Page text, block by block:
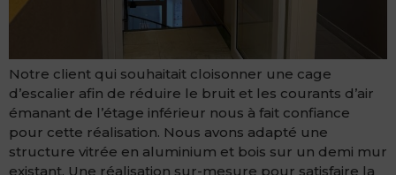
Notre client qui souhaitait cloisonner une cage
d’escalier afin de réduire le bruit et les courants d’air
émanant de l’étage inférieur nous à fait confiance
pour cette réalisation. Nous avons adapté une
structure vitrée en aluminium et bois sur un demi mur
existant. Une réalisation sur-mesure pour satisfaire la